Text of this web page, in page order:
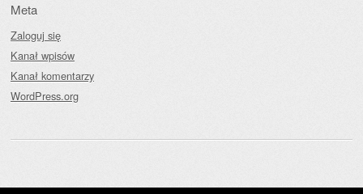
Meta
Zaloguj się
Kanał wpisów
Kanał komentarzy
WordPress.org